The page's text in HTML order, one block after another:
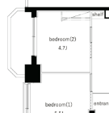
ダイニングを
置されてい
ーまで、追
でした。